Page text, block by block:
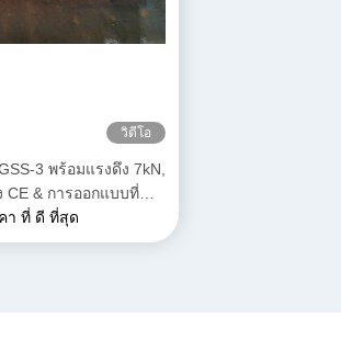
วิดีโอ
3 พร้อมแรงดึง 7kN,
CE & การออกแบบที่
รติดตั้งสายไฟใต้ดิน
า ที่ ดี ที่สุด